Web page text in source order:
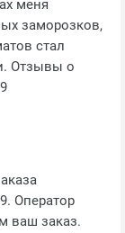
меня
заморозков,
стал
Отзывы о
Оператор
ваш заказ.